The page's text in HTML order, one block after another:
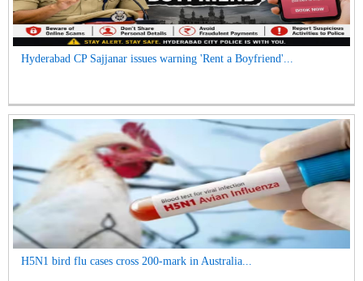
Hyderabad CP Sajjanar issues warning 'Rent a Boyfriend'...
H5N1 bird flu cases cross 200-mark in Australia...